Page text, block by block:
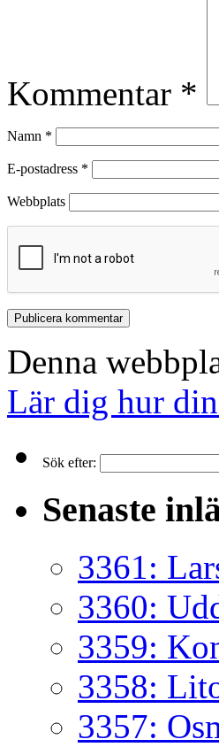
Kommentar *
Namn *
E-postadress *
Webbplats
Denna
Lär dig hur
Sök efter:
Senaste
3361:
3360:
3359:
3358:
3357: